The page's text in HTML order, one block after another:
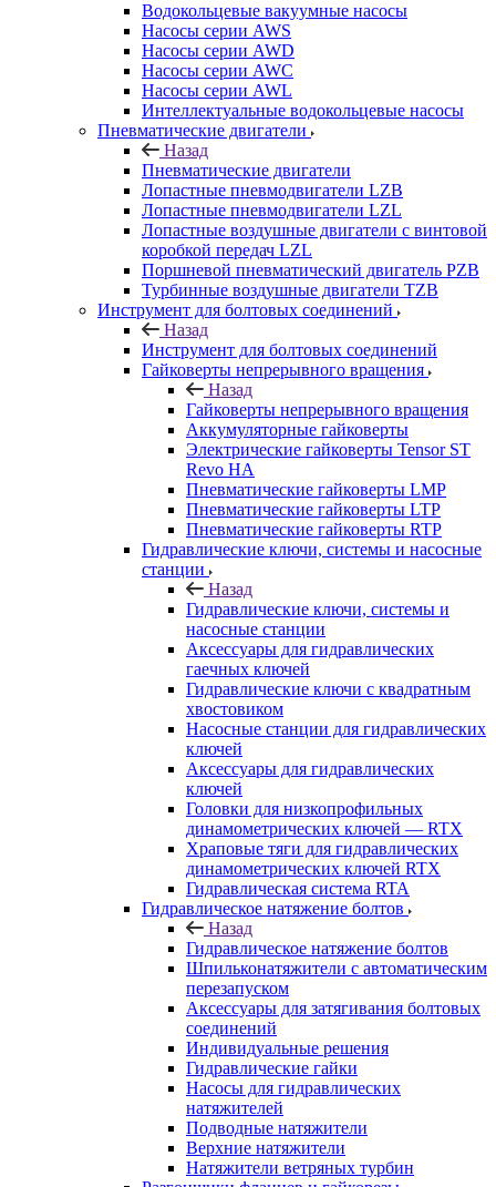
Водокольцевые вакуумные насосы
Насосы серии AWS
Насосы серии AWD
Насосы серии AWC
Насосы серии AWL
Интеллектуальные водокольцевые насосы
Пневматические двигатели
Назад
Пневматические двигатели
Лопастные пневмодвигатели LZB
Лопастные пневмодвигатели LZL
Лопастные воздушные двигатели с винтовой
коробкой передач LZL
Поршневой пневматический двигатель PZB
Турбинные воздушные двигатели TZB
Инструмент для болтовых соединений
Назад
Инструмент для болтовых соединений
Гайковерты непрерывного вращения
Назад
Гайковерты непрерывного вращения
Аккумуляторные гайковерты
Электрические гайковерты Tensor ST
Revo HA
Пневматические гайковерты LMP
Пневматические гайковерты LTP
Пневматические гайковерты RTP
Гидравлические ключи, системы и насосные
станции
Назад
Гидравлические ключи, системы и
насосные станции
Аксессуары для гидравлических
гаечных ключей
Гидравлические ключи с квадратным
хвостовиком
Насосные станции для гидравлических
ключей
Аксессуары для гидравлических
ключей
Головки для низкопрофильных
динамометрических ключей — RTX
Храповые тяги для гидравлических
динамометрических ключей RTX
Гидравлическая система RTA
Гидравлическое натяжение болтов
Назад
Гидравлическое натяжение болтов
Шпильконатяжители с автоматическим
перезапуском
Аксессуары для затягивания болтовых
соединений
Индивидуальные решения
Гидравлические гайки
Насосы для гидравлических
натяжителей
Подводные натяжители
Верхние натяжители
Натяжители ветряных турбин